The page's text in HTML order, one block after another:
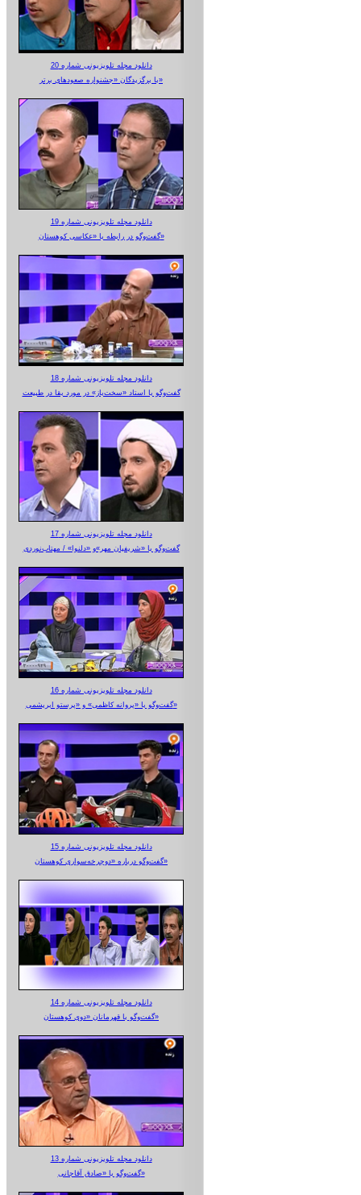
دانلود مجله تلویزیونی شماره 20
با برگزیدگان «جشنواره صعودهای برتر»
دانلود مجله تلویزیونی شماره 19
گفت‌وگو در رابطه با «عکاسی کوهستان»
دانلود مجله تلویزیونی شماره 18
گفت‌وگو با استاد «سخت‌باز» در مورد بقا در طبیعت
دانلود مجله تلویزیونی شماره 17
گفت‌وگو با «شریفیان مهر»‌و «دلنوا» / مهتاب‌نوردی
دانلود مجله تلویزیونی شماره 16
گفت‌وگو با «پروانه کاظمی» و «پرستو‌ ابریشمی»
دانلود مجله تلویزیونی شماره 15
گفت‌وگو درباره «دوچرخه‌سواری کوهستان»
دانلود مجله تلویزیونی شماره 14
گفت‌وگو با قهرمانان «دوی کوهستان»
دانلود مجله تلویزیونی شماره 13
گفت‌وگو با «صادق آقاجانی»